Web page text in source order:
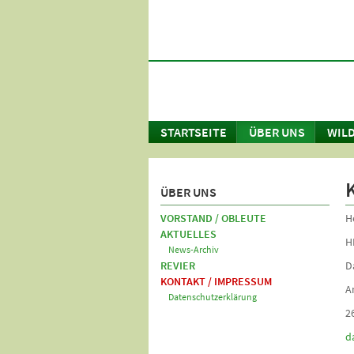
STARTSEITE ÜBER UNS
ÜBER UNS
VORSTAND / OBLEUTE
AKTUELLES
News-Archiv
REVIER
KONTAKT / IMPRESSUM
Datenschutzerklärung